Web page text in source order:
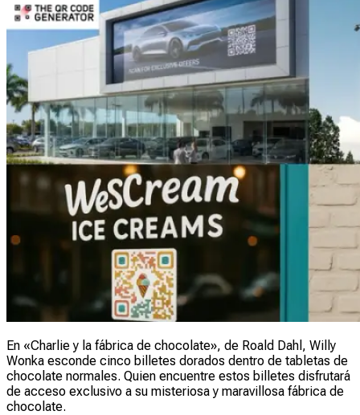
En «Charlie y la fábrica de chocolate», de Roald Dahl, Willy
Wonka esconde cinco billetes dorados dentro de tabletas de
chocolate normales. Quien encuentre estos billetes disfrutará
de acceso exclusivo a su misteriosa y maravillosa fábrica de
chocolate.